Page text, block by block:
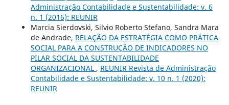
Administração Contabilidade e Sustentabilidade: v. 6
n. 1 (2016): REUNIR
Marcia Sierdovski, Silvio Roberto Stefano, Sandra Mara
de Andrade, RELAÇÃO DA ESTRATÉGIA COMO PRÁTICA
SOCIAL PARA A CONSTRUÇÃO DE INDICADORES NO
PILAR SOCIAL DA SUSTENTABILIDADE
ORGANIZACIONAL , REUNIR Revista de Administração
Contabilidade e Sustentabilidade: v. 10 n. 1 (2020):
REUNIR